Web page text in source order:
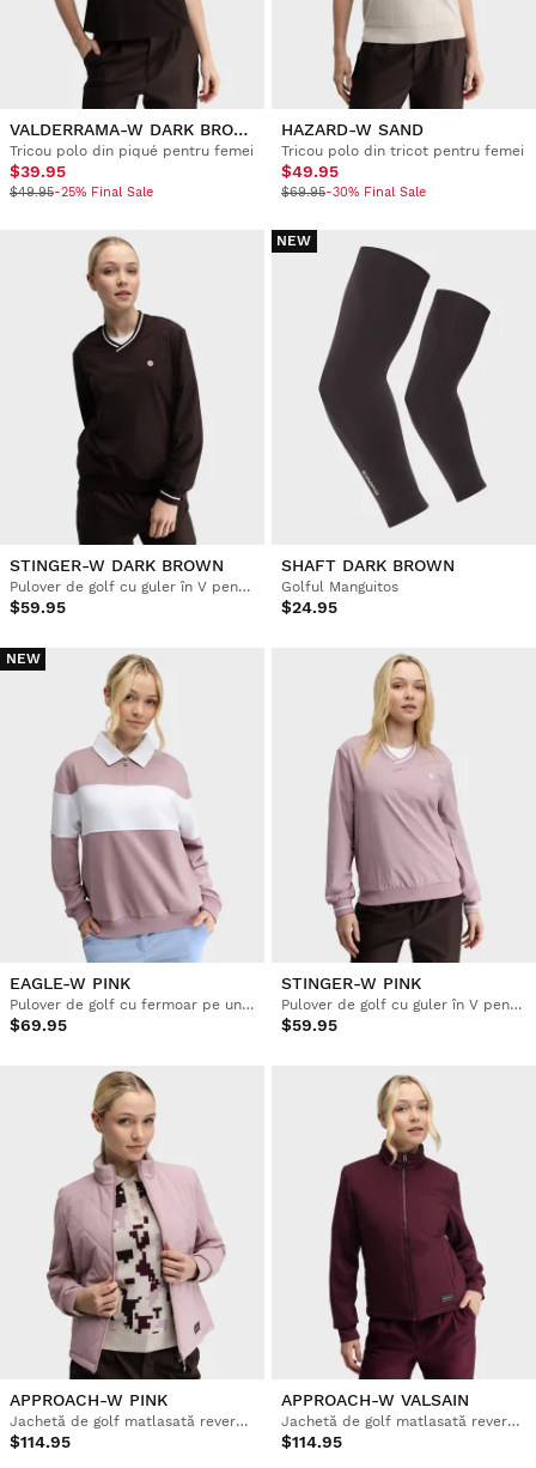
VALDERRAMA-W DARK BROWN
Tricou polo din piqué pentru femei
$39.95
$49.95-25% Final Sale
HAZARD-W SAND
Tricou polo din tricot pentru femei
$49.95
$69.95-30% Final Sale
STINGER-W DARK BROWN
Pulover de golf cu guler în V pentru femei, model windbreaker
$59.95
NEW
SHAFT DARK BROWN
Golful Manguitos
$24.95
NEW
EAGLE-W PINK
Pulover de golf cu fermoar pe un sfert pentru femei
$69.95
STINGER-W PINK
Pulover de golf cu guler în V pentru femei, model windbreaker
$59.95
APPROACH-W PINK
Jachetă de golf matlasată reversibilă pentru femei
$114.95
APPROACH-W VALSAIN
Jachetă de golf matlasată reversibilă pentru femei
$114.95